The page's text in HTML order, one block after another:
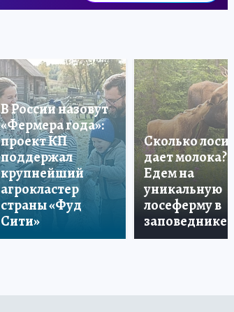
В России назовут
«Фермера года»:
проект КП
поддержал
крупнейший
агрокластер
страны «Фуд
Сити»
Сколько лосиха
дает молока?
Едем на
уникальную
лосеферму в
заповеднике!